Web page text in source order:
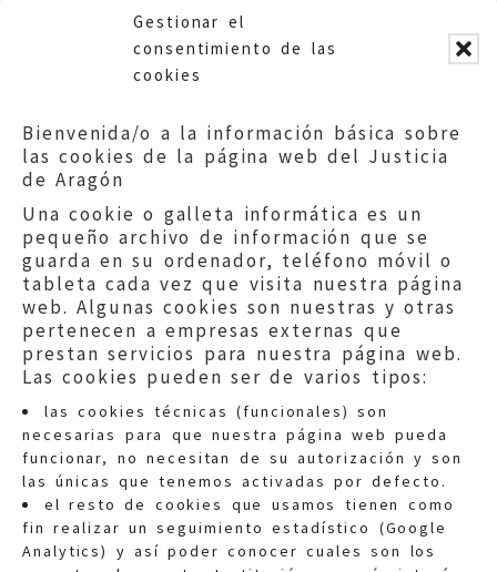
Gestionar el
consentimiento de las
cookies
Bienvenida/o a la información básica sobre
las cookies de la página web del Justicia
de Aragón
Una cookie o galleta informática es un
pequeño archivo de información que se
guarda en su ordenador, teléfono móvil o
tableta cada vez que visita nuestra página
web. Algunas cookies son nuestras y otras
pertenecen a empresas externas que
prestan servicios para nuestra página web.
Las cookies pueden ser de varios tipos:
las cookies técnicas (funcionales) son
necesarias para que nuestra página web pueda
funcionar, no necesitan de su autorización y son
las únicas que tenemos activadas por defecto.
el resto de cookies que usamos tienen como
fin realizar un seguimiento estadístico (Google
Analytics) y así poder conocer cuales son los
Quejas:quejas@eljusticiadearagon.es
Información general:
informacion@eljusticiadearagon.es